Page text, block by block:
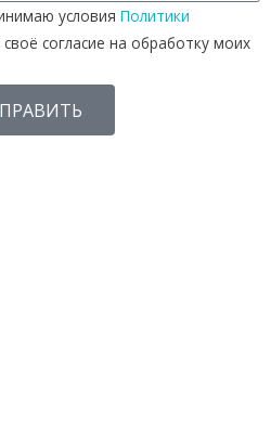
условия Политики
согласие на обработку моих